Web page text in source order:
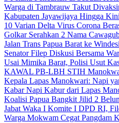
Warga di Tambrauw Takut
Kabupaten Jayawijaya Hingga
10 Varian Delta Virus Corona
Golkar Serahkan 2 Nama
Jalan Trans Papua Barat ke
Senator Filep Diskusi Bersama
Usai Mimika Barat, Polisi Usut
KAWAL PB-LBH STIH
Kepala Lapas Manokwari: Napi
Kabar Napi Kabur dari Lapas
Koalisi Papua Bangkit Jilid 2
Jabat Waka I Komite I DPD RI,
Warga Mokwam Cegat Pangdam